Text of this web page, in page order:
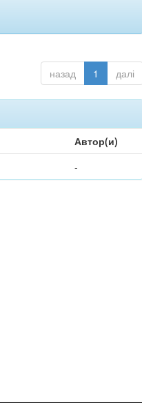
назад 1 далі
Автор(и)
-